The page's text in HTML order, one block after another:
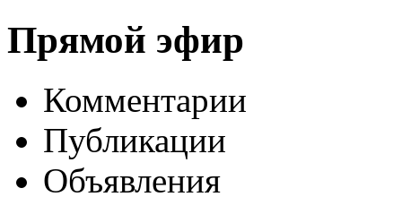
Прямой эфир
Комментарии
Публикации
Объявления